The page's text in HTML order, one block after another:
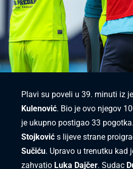
Plavi su poveli u 39. minuti iz
Kulenović. Bio je ovo njegov
je ukupno postigao 33
Stojković s lijeve strane
Sučiću. Upravo u trenutku kad
zahvatio Luka Dajčer. Sudac